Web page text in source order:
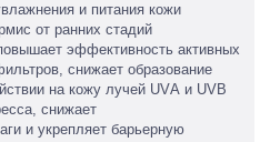
и питания кожи
от ранних стадий
эффективность активных
снижает образование
на кожу лучей UVА и UVВ
снижает
и укрепляет барьерную